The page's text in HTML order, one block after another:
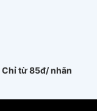
Chỉ từ 85đ/ nhãn